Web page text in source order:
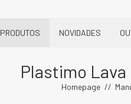
PRODUTOS NOVIDADES
Plastimo
Homepage